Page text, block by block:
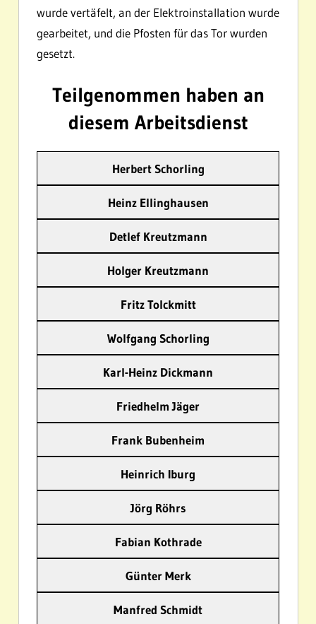
wurde vertäfelt, an der Elektroinstallation wurde
gearbeitet, und die Pfosten für das Tor wurden
gesetzt.
Teilgenommen haben an
diesem Arbeitsdienst
Herbert Schorling
Heinz Ellinghausen
Detlef Kreutzmann
Holger Kreutzmann
Fritz Tolckmitt
Wolfgang Schorling
Karl-Heinz Dickmann
Friedhelm Jäger
Frank Bubenheim
Heinrich Iburg
Jörg Röhrs
Fabian Kothrade
Günter Merk
Manfred Schmidt